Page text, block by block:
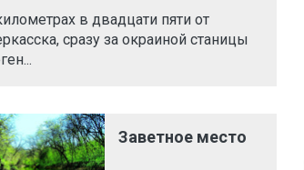
в двадцати пяти от
сразу за окраиной станицы
Заветное место